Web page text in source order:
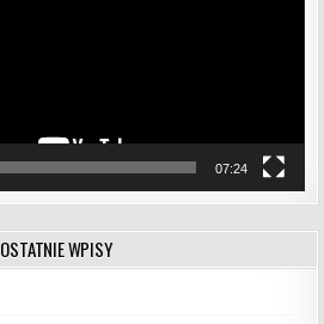
07:24
OSTATNIE WPISY